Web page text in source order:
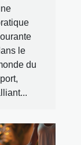
le
du